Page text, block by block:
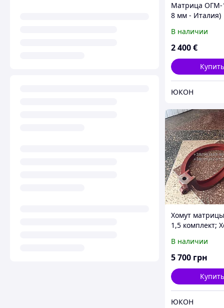
Матрица ОГМ-
8 мм - Италия)
В наличии
2 400€
Купить
ЮКОН
Хомут
1,5 комплект;
В наличии
5 700 грн
Купить
ЮКОН